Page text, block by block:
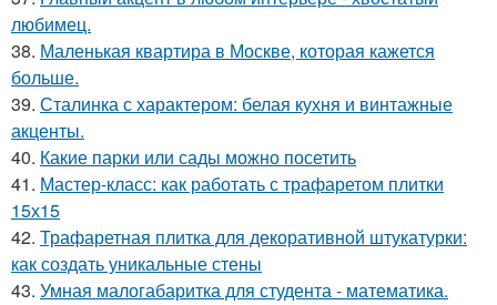
любимец.
38. Маленькая квартира в Москве, которая кажется
больше.
39. Сталинка с характером: белая кухня и винтажные
акценты.
40. Какие парки или сады можно посетить
41. Мастер-класс: как работать с трафаретом плитки
15х15
42. Трафаретная плитка для декоративной штукатурки:
как создать уникальные стены
43. Умная малогабаритка для студента - математика.